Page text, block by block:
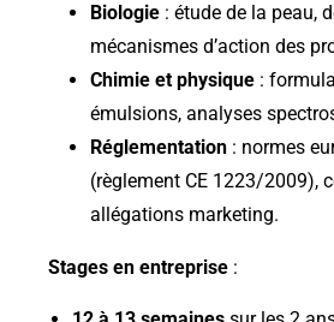
Biologie : étude de la peau,
mécanismes d’action des
Chimie et physique :
émulsions, analyses
Réglementation : normes
(règlement CE 1223/2009),
allégations marketing.
Stages en entreprise :